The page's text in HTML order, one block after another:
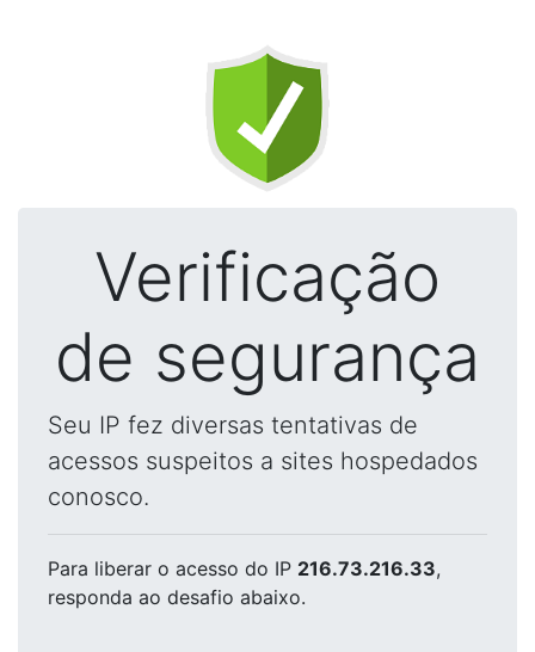
Verificação
de segurança
Seu IP fez diversas tentativas de
acessos suspeitos a sites hospedados
conosco.
Para liberar o acesso do IP 216.73.216.33,
responda ao desafio abaixo.